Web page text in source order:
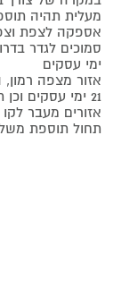
מעלית תהיה תוספת של
אספקה לצפת
ימי עסקים
אזור מצפה
21 ימי עסקים וכן תחול תוספת משלוח של 199 ש"ח
תחול תוספת משלוח